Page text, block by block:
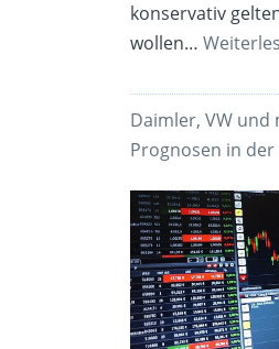
konservativ
wollen…
Daimler, VW und
Prognosen in